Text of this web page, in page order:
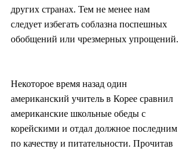
других странах. Тем не менее нам
следует избегать соблазна поспешных
обобщений или чрезмерных упрощений.
Некоторое время назад один
американский учитель в Корее сравнил
американские школьные обеды с
корейскими и отдал должное последним
по качеству и питательности. Прочитав